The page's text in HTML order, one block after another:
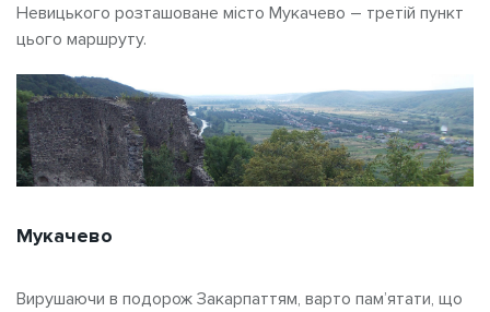
Невицького розташоване місто Мукачево – третій пункт
цього маршруту.
Мукачево
Вирушаючи в подорож Закарпаттям, варто пам’ятати, що